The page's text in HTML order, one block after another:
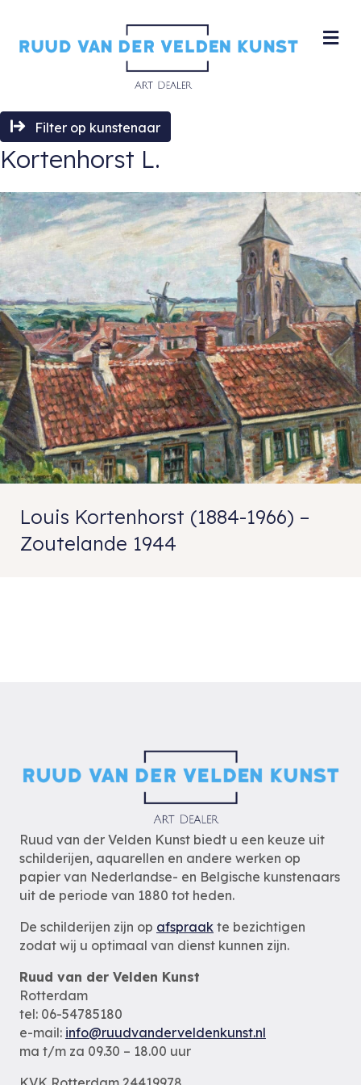
Filter op kunstenaar
Kortenhorst L.
Louis Kortenhorst (1884-1966) –
Zoutelande 1944
Ruud van der Velden Kunst biedt u een keuze uit
schilderijen, aquarellen en andere werken op
papier van Nederlandse- en Belgische kunstenaars
uit de periode van 1880 tot heden.
De schilderijen zijn op afspraak te bezichtigen
zodat wij u optimaal van dienst kunnen zijn.
Ruud van der Velden Kunst
Rotterdam
tel: 06-54785180
e-mail: info@ruudvanderveldenkunst.nl
ma t/m za 09.30 – 18.00 uur